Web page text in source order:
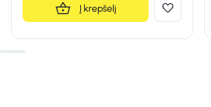
Į krepšelį